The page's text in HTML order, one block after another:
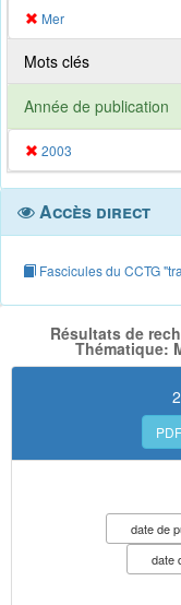
Mer
Mots clés
Année de publication
2003
Accès direct
Fascicules du CCTG
Résultats de
Thématique:
PDF
date de
date